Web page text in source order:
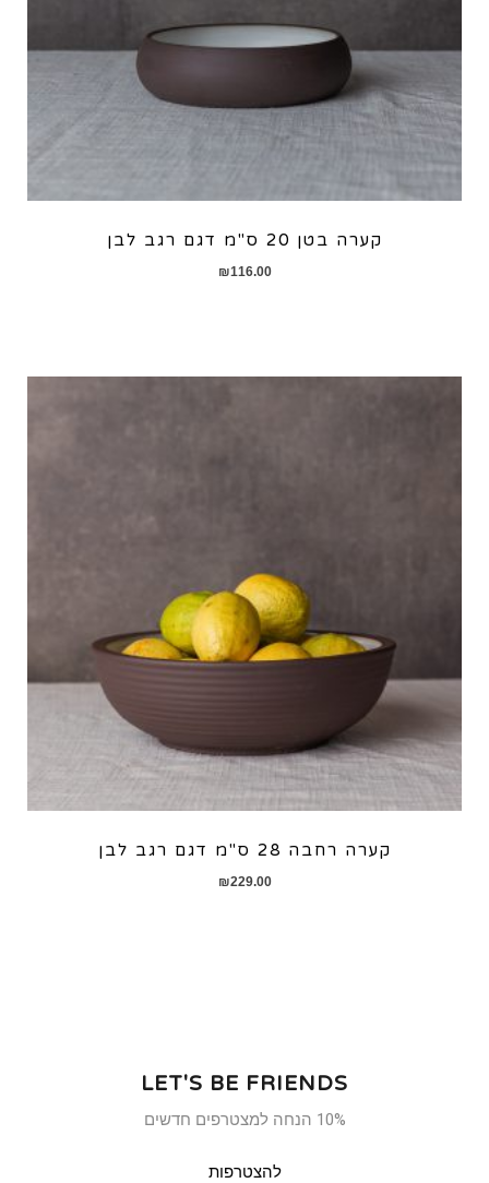
קערה בטן 20 ס"מ דגם רגב לבן
₪116.00
קערה רחבה 28 ס"מ דגם רגב לבן
₪229.00
LET'S BE FRIENDS
10% הנחה למצטרפים חדשים
להצטרפות